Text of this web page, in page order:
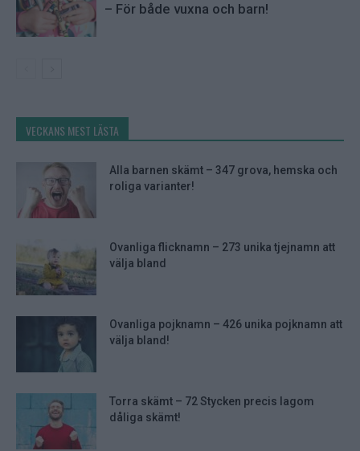
– För både vuxna och barn!
VECKANS MEST LÄSTA
Alla barnen skämt – 347 grova, hemska och
roliga varianter!
Ovanliga flicknamn – 273 unika tjejnamn att
välja bland
Ovanliga pojknamn – 426 unika pojknamn att
välja bland!
Torra skämt – 72 Stycken precis lagom
dåliga skämt!